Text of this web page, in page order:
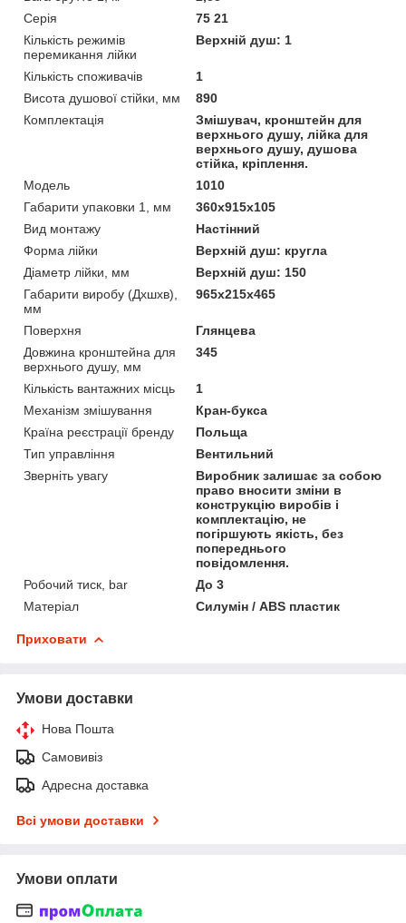
Серія
75 21
Кількість режимів
перемикання лійки
Верхній душ: 1
Кількість споживачів
1
Висота душової стійки, мм
890
Комплектація
Змішувач, кронштейн для
верхнього душу, лійка для
верхнього душу, душова
стійка, кріплення.
Модель
1010
Габарити упаковки 1, мм
360х915х105
Вид монтажу
Настінний
Форма лійки
Верхній душ: кругла
Діаметр лійки, мм
Верхній душ: 150
Габарити виробу (Дхшхв),
мм
965х215х465
Поверхня
Глянцева
Довжина кронштейна для
верхнього душу, мм
345
Кількість вантажних місць
1
Механізм змішування
Кран-букса
Країна реєстрації бренду
Польща
Тип управління
Вентильний
Зверніть увагу
Виробник залишає за собою
право вносити зміни в
конструкцію виробів і
комплектацію, не
погіршують якість, без
попереднього
повідомлення.
Робочий тиск, bar
До 3
Матеріал
Силумін / ABS пластик
Приховати
Умови доставки
Нова Пошта
Самовивіз
Адресна доставка
Всі умови доставки
Умови оплати